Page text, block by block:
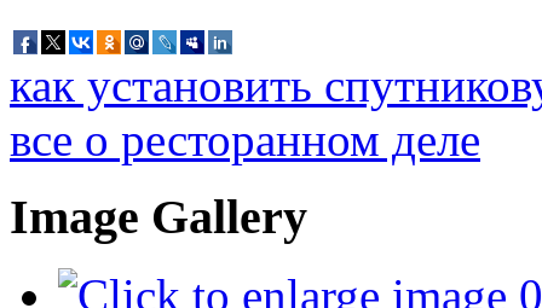
как установить
все о ресторанном деле
Image Gallery